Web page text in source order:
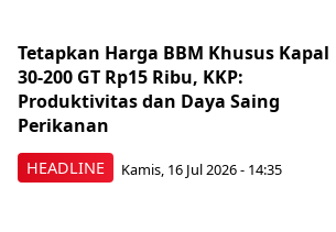
HEADLINE
Tetapkan Harga BBM Khusus Kapal
30-200 GT Rp15 Ribu, KKP:
Produktivitas dan Daya Saing
Perikanan
Kamis, 16 Jul 2026 - 14:35